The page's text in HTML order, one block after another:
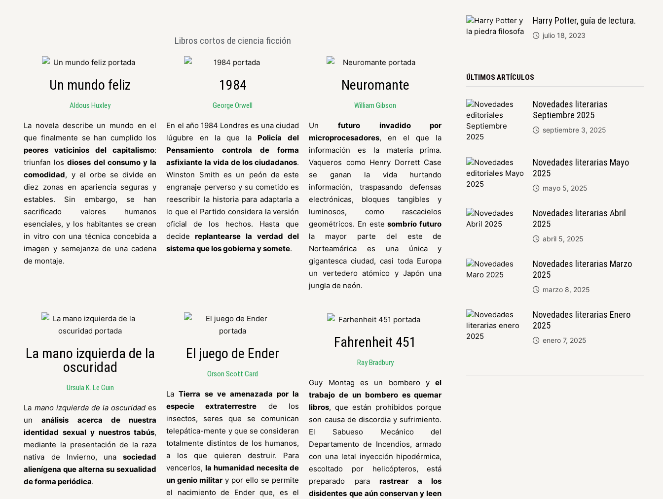
Libros cortos de ciencia ficción
Un mundo feliz
Aldous Huxley
La novela describe un mundo en el
que finalmente se han cumplido los
peores vaticinios del capitalismo:
triunfan losdioses del consumo y la
comodidad, y el orbe se divide en
diez zonas en apariencia seguras y
estables. Sin embargo, se han
sacrificado valores humanos
esenciales, y los habitantes se crean
in vitro con una técnica concebida a
imagen y semejanza de una cadena
de montaje.
1984
George Orwell
En el año 1984 Londres es una ciudad
lúgubre en la que la Policía del
Pensamiento controla de forma
asfixiante la vida de los ciudadanos.
Winston Smith es un peón de este
engranaje perverso y su cometido es
reescribir la historia para adaptarla a
lo que el Partido considera la versión
oficial de los hechos. Hasta que
decidereplantearse la verdad del
sistema que los gobierna y somete.
Neuromante
William Gibson
Unfuturo invadido por
microprocesadores, en el que la
información es la materia prima.
Vaqueros como Henry Dorrett Case
se ganan la vida hurtando
información, traspasando defensas
electrónicas, bloques tangibles y
luminosos, como rascacielos
geométricos. En estesombrío futuro
la mayor parte del este de
Norteamérica es una única y
gigantesca ciudad, casi toda Europa
un vertedero atómico y Japón una
jungla de neón.
La mano izquierda de la
oscuridad
Ursula K. Le Guin
La mano izquierda de la oscuridades
unanálisis acerca de nuestra
identidad sexual y nuestros tabús,
mediante la presentación de la raza
nativa de Invierno, unasociedad
alienígena que alterna su sexualidad
de forma periódica.
El juego de Ender
Orson Scott Card
LaTierra se ve amenazada por la
especie extraterrestre de los
insectos, seres que se comunican
telepática-mente y que se consideran
totalmente distintos de los humanos,
a los que quieren destruir. Para
vencerlos,la humanidad necesita de
un genio militar y por ello se permite
el nacimiento de Ender que, es el
Fahrenheit 451
Ray Bradbury
Guy Montag es un bombero yel
trabajo de un bombero es quemar
libros, que están prohibidos porque
son causa de discordia y sufrimiento.
El Sabueso Mecánico del
Departamento de Incendios, armado
con una letal inyección hipodérmica,
escoltado por helicópteros, está
preparado pararastrear a los
disidentes que aún conservan y leen
Harry Potter, guía de lectura.
julio 18, 2023
ÚLTIMOS ARTÍCULOS
Novedades literarias
Septiembre 2025
septiembre 3, 2025
Novedades literarias Mayo
2025
mayo 5, 2025
Novedades literarias Abril
2025
abril 5, 2025
Novedades literarias Marzo
2025
marzo 8, 2025
Novedades literarias Enero
2025
enero 7, 2025